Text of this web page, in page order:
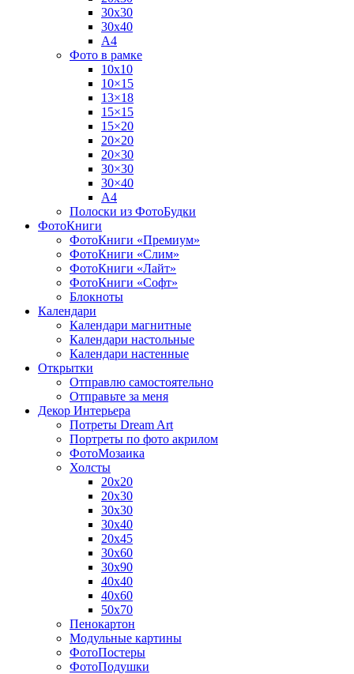
30х30
30х40
А4
Фото в рамке
10х10
10×15
13×18
15×15
15×20
20×20
20×30
30×30
30×40
A4
Полоски из ФотоБудки
ФотоКниги
ФотоКниги «Премиум»
ФотоКниги «Слим»
ФотоКниги «Лайт»
ФотоКниги «Софт»
Блокноты
Календари
Календари магнитные
Календари настольные
Календари настенные
Открытки
Отправлю самостоятельно
Отправьте за меня
Декор Интерьера
Потреты Dream Art
Портреты по фото акрилом
ФотоМозаика
Холсты
20х20
20х30
30х30
30х40
20х45
30х60
30х90
40х40
40х60
50х70
Пенокартон
Модульные картины
ФотоПостеры
ФотоПодушки